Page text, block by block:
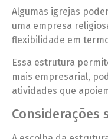
Algumas igrejas
uma empresa
flexibilidade em
Essa estrutura
mais empresarial,
atividades que